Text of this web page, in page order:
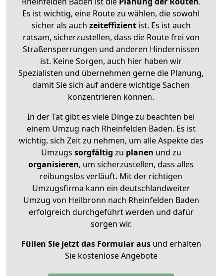
Es ist wichtig, eine Route zu wählen, die sowohl
sicher als auch zeiteffizientist. Es ist auch
ratsam, sicherzustellen, dass die Route frei von
Straßensperrungen und anderen Hindernissen
ist. Keine Sorgen, auch hier haben wir
Spezialisten und übernehmen gerne die Planung,
damit Sie sich auf andere wichtige Sachen
konzentrieren können.
In der Tat gibt es viele Dinge zu beachten bei
einem Umzug nach Rheinfelden Baden. Es ist
wichtig, sich Zeit zu nehmen, um alle Aspekte des
Umzugs sorgfältig zu planen und zu
organisieren, um sicherzustellen, dass alles
reibungslos verläuft. Mit der richtigen
Umzugsfirma kann ein deutschlandweiter
Umzug von Heilbronn nach Rheinfelden Baden
erfolgreich durchgeführt werden und dafür
sorgen wir.
Füllen Sie jetzt das Formular ausund erhalten
Sie kostenlose Angebote